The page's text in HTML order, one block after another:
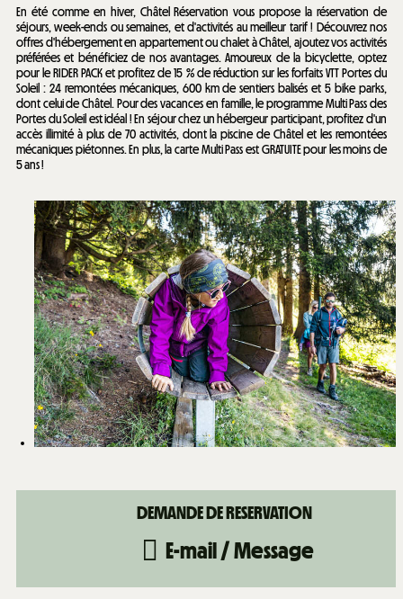
En été comme en hiver, Châtel Réservation vous propose la réservation de
séjours, week-ends ou semaines, et d'activités au meilleur tarif ! Découvrez nos
offres d'hébergement en appartement ou chalet à Châtel, ajoutez vos activités
préférées et bénéficiez de nos avantages. Amoureux de la bicyclette, optez
pour le RIDER PACK et profitez de 15 % de réduction sur les forfaits VTT Portes du
Soleil : 24 remontées mécaniques, 600 km de sentiers balisés et 5 bike parks,
dont celui de Châtel. Pour des vacances en famille, le programme Multi Pass des
Portes du Soleil est idéal ! En séjour chez un hébergeur participant, profitez d'un
accès illimité à plus de 70 activités, dont la piscine de Châtel et les remontées
mécaniques piétonnes. En plus, la carte Multi Pass est GRATUITE pour les moins de
5 ans !
E-mail / Message